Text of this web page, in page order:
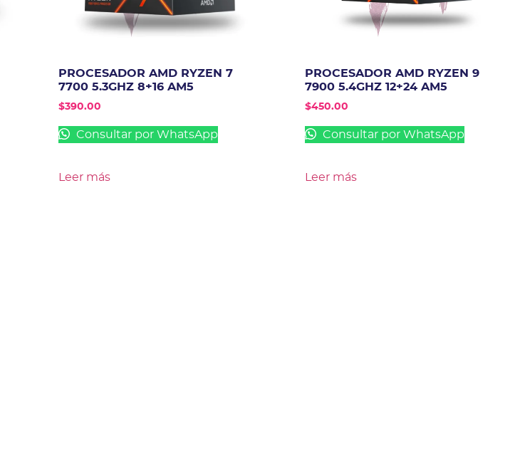
PROCESADOR AMD RYZEN 7
7700 5.3GHZ 8+16 AM5
$390.00
Consultar por WhatsApp
Leer más
PROCESADOR AMD RYZEN 9
7900 5.4GHZ 12+24 AM5
$450.00
Consultar por WhatsApp
Leer más